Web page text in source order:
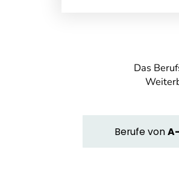
Das
Berufevon